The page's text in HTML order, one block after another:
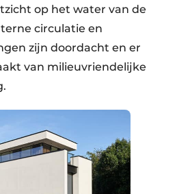
op het water van de
circulatie en
zijn doordacht en er
van milieuvriendelijke